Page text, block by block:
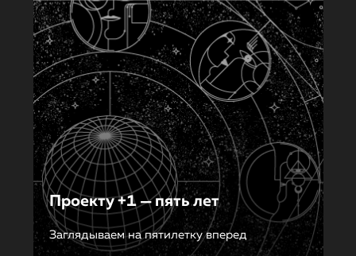
Проекту +1 — пять лет
Заглядываем на пятилетку вперед